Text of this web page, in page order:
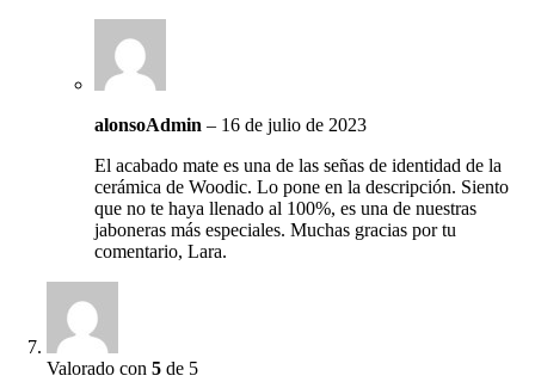
alonsoAdmin– 16 de julio de 2023
El acabado mate es una de las señas de identidad de la
cerámica de Woodic. Lo pone en la descripción. Siento
que no te haya llenado al 100%, es una de nuestras
jaboneras más especiales. Muchas gracias por tu
comentario, Lara.
Valorado con5 de 5